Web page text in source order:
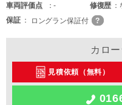
車両評価点 - 修復歴
保証
ロングラン保証付
カロ
見積依頼（無料）